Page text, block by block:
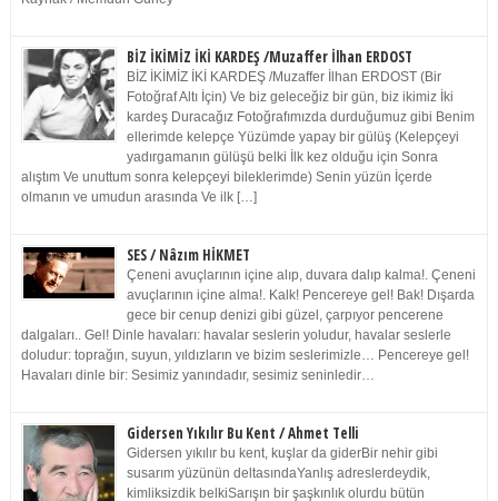
BİZ İKİMİZ İKİ KARDEŞ /Muzaffer İlhan ERDOST
BİZ İKİMİZ İKİ KARDEŞ /Muzaffer İlhan ERDOST (Bir
Fotoğraf Altı İçin) Ve biz geleceğiz bir gün, biz ikimiz İki
kardeş Duracağız Fotoğrafımızda durduğumuz gibi Benim
ellerimde kelepçe Yüzümde yapay bir gülüş (Kelepçeyi
yadırgamanın gülüşü belki İlk kez olduğu için Sonra
alıştım Ve unuttum sonra kelepçeyi bileklerimde) Senin yüzün İçerde
olmanın ve umudun arasında Ve ilk […]
SES / Nâzım HİKMET
Çeneni avuçlarının içine alıp, duvara dalıp kalma!. Çeneni
avuçlarının içine alma!. Kalk! Pencereye gel! Bak! Dışarda
gece bir cenup denizi gibi güzel, çarpıyor pencerene
dalgaları.. Gel! Dinle havaları: havalar seslerin yoludur, havalar seslerle
doludur: toprağın, suyun, yıldızların ve bizim seslerimizle… Pencereye gel!
Havaları dinle bir: Sesimiz yanındadır, sesimiz seninledir…
Gidersen Yıkılır Bu Kent / Ahmet Telli
Gidersen yıkılır bu kent, kuşlar da giderBir nehir gibi
susarım yüzünün deltasındaYanlış adreslerdeydik,
kimliksizdik belkiSarışın bir şaşkınlık olurdu bütün